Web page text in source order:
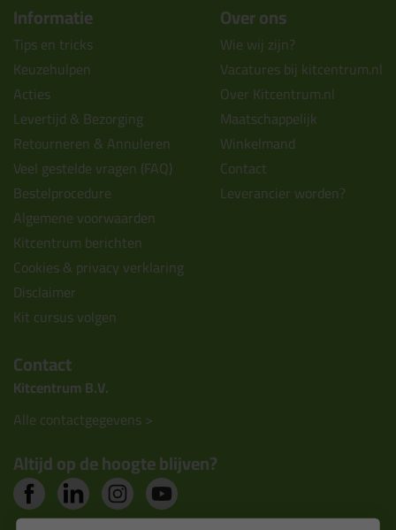
Informatie
Tips en tricks
Keuzehulpen
Acties
Levertijd & Bezorging
Retourneren & Annuleren
Veel gestelde vragen (FAQ)
Bestelprocedure
Algemene voorwaarden
Kitcentrum berichten
Cookies & privacy verklaring
Disclaimer
Kit cursus volgen
Over ons
Wie wij zijn?
Vacatures bij kitcentrum.nl
Over Kitcentrum.nl
Maatschappelijk
Winkelmand
Contact
Leverancier worden?
Contact
Kitcentrum B.V.
Alle contactgegevens >
Altijd op de hoogte blijven?